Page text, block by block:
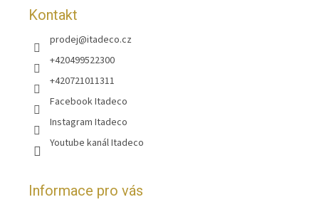
Kontakt
prodej@itadeco.cz
+420499522300
+420721011311
Facebook Itadeco
Instagram Itadeco
Youtube kanál Itadeco
Informace pro vás